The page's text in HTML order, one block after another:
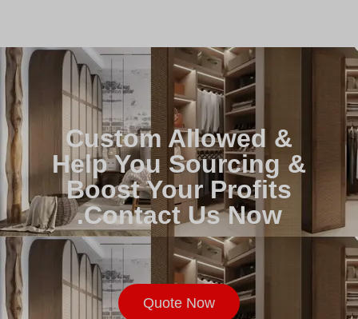
Custom Allowed &
Help You Sourcing &
Boost Your Profits
Contact Us Now.
Quote Now